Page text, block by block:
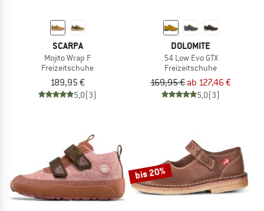
SCARPA
Mojito Wrap F
Freizeitschuhe
189,95 €
5,0(3)
DOLOMITE
54 Low Evo GTX
Freizeitschuhe
169,95 € ab 127,46 €
5,0(3)
bis 20%